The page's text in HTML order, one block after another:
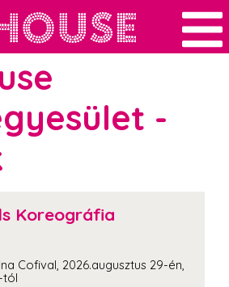
-
Koreográfia
Cofival, 2026.augusztus 29-én,
tól